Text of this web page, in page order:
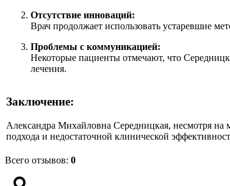
Отсутствие инноваций:
Врач продолжает использовать устаревшие
Проблемы с коммуникацией:
Некоторые пациенты отмечают, что
лечения.
Заключение:
Александра Михайловна Середницкая, несмотря
подхода и недостаточной клинической
Всего отзывов: 0